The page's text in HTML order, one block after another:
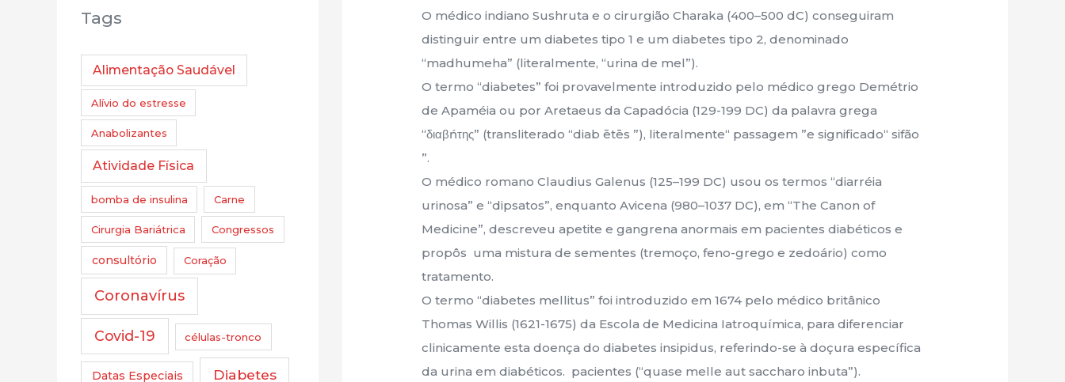
Tags
Alimentação Saudável
Alívio do estresse
Anabolizantes
Atividade Física
bomba de insulina Carne
Cirurgia Bariátrica Congressos
consultório Coração
Coronavírus
Covid-19 células-tronco
Datas Especiais Diabetes
O médico indiano Sushruta e o cirurgião Charaka (400–500 dC) conseguiram
distinguir entre um diabetes tipo 1 e um diabetes tipo 2, denominado
“madhumeha” (literalmente, “urina de mel”).
O termo “diabetes” foi provavelmente introduzido pelo médico grego Demétrio
de Apaméia ou por Aretaeus da Capadócia (129-199 DC) da palavra grega
“διαβńτης” (transliterado “diab ētēs ”), literalmente“ passagem ”e significado“ sifão
”.
O médico romano Claudius Galenus (125–199 DC) usou os termos “diarréia
urinosa” e “dipsatos”, enquanto Avicena (980–1037 DC), em “The Canon of
Medicine”, descreveu apetite e gangrena anormais em pacientes diabéticos e
propôs uma mistura de sementes (tremoço, feno-grego e zedoário) como
tratamento.
O termo “diabetes mellitus” foi introduzido em 1674 pelo médico britânico
Thomas Willis (1621-1675) da Escola de Medicina Iatroquímica, para diferenciar
clinicamente esta doença do diabetes insipidus, referindo-se à doçura específica
da urina em diabéticos. pacientes (“quase melle aut saccharo inbuta”).